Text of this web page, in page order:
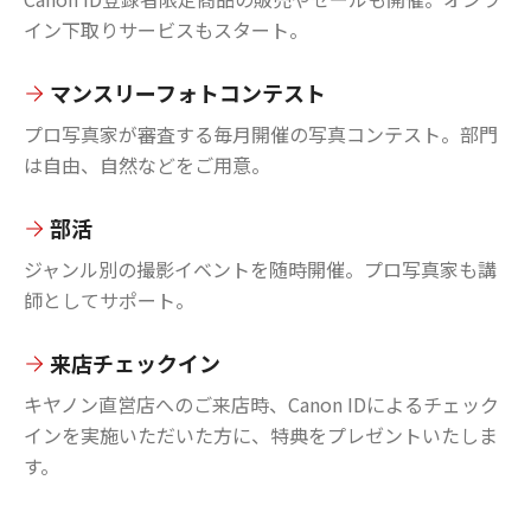
イン下取りサービスもスタート。
マンスリーフォトコンテスト
プロ写真家が審査する毎月開催の写真コンテスト。部門
は自由、自然などをご用意。
部活
ジャンル別の撮影イベントを随時開催。プロ写真家も講
師としてサポート。
来店チェックイン
キヤノン直営店へのご来店時、Canon IDによるチェック
インを実施いただいた方に、特典をプレゼントいたしま
す。